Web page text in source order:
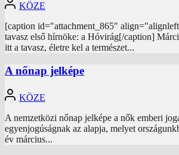
KÖZE
[caption id="attachment_865"
tavasz első hírnöke: a Hóvirág[/caption]
itt a tavasz, életre kel a természet...
A nőnap jelképe
KÖZE
A nemzetközi nőnap jelképe a nők emberi
egyenjogúságnak az alapja, melyet
év március...